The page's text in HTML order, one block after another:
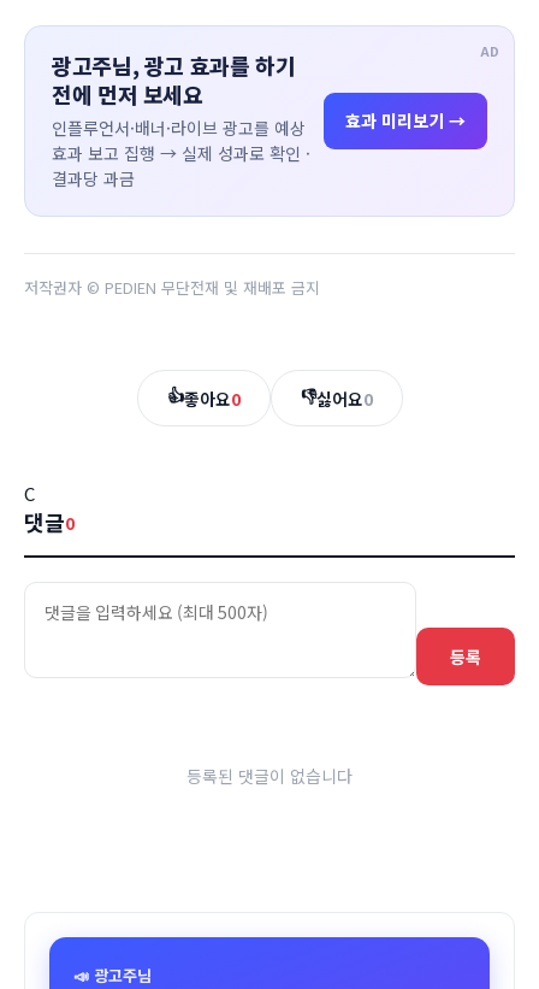
AD
광고주님, 광고 효과를 하기
전에 먼저 보세요
인플루언서·배너·라이브 광고를 예상
효과 보고 집행 → 실제 성과로 확인 ·
결과당 과금
효과 미리보기 →
저작권자 © PEDIEN 무단전재 및 재배포 금지
👍좋아요0 👎싫어요0
C
댓글0
등록
등록된 댓글이 없습니다
📣 광고주님